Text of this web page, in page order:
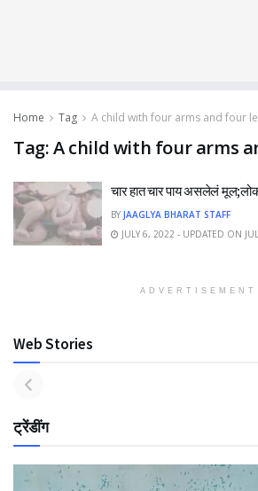
Home Tag A child with four arms and four
Tag:A child with four arms
चार हात चार पाय असलेलं मूल;लोक
BY JAAGLYA BHARAT STAFF
JULY 6, 2022 - UPDATED ON
ADVERTISEMENT
Web Stories
ट्रेंडींग